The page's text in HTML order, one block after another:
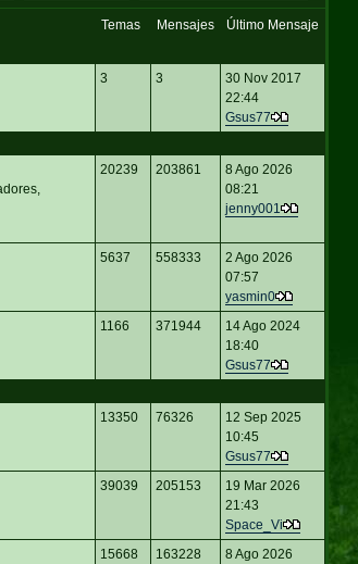
Temas Mensajes
Último Mensaje
3 3
30 Nov 2017
22:44
Gsus77
20239 203861
8 Ago 2026
08:21
jenny001
5637 558333
2 Ago 2026
07:57
yasmin0
1166 371944
14 Ago 2024
18:40
Gsus77
13350 76326
12 Sep 2025
10:45
Gsus77
39039 205153
19 Mar 2026
21:43
Space_Vi
15668 163228
8 Ago 2026